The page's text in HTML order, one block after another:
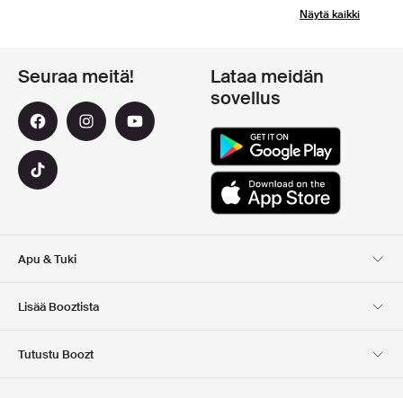
Näytä kaikki
Apu & Tuki
Lisää Booztista
Tutustu Boozt
Seuraa meitä!
Lataa meidän
sovellus